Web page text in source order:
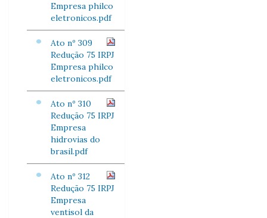
Empresa philco
eletronicos.pdf
Ato nº 309
Redução 75 IRPJ
Empresa philco
eletronicos.pdf
Ato nº 310
Redução 75 IRPJ
Empresa
hidrovias do
brasil.pdf
Ato nº 312
Redução 75 IRPJ
Empresa
ventisol da